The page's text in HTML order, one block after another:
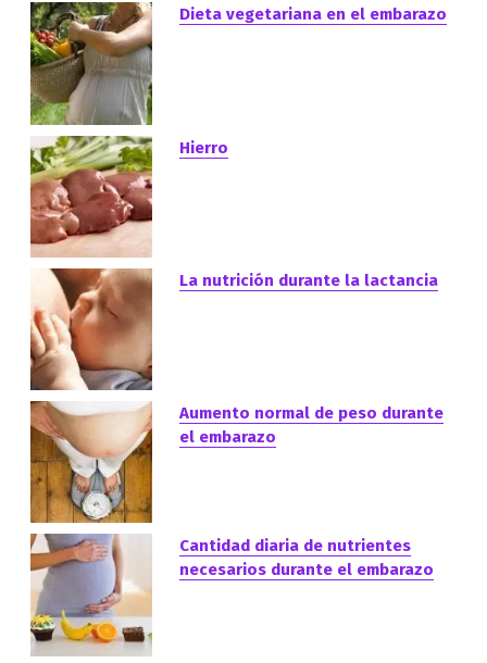
Dieta vegetariana en el embarazo
Hierro
La nutrición durante la lactancia
Aumento normal de peso durante
el embarazo
Cantidad diaria de nutrientes
necesarios durante el embarazo